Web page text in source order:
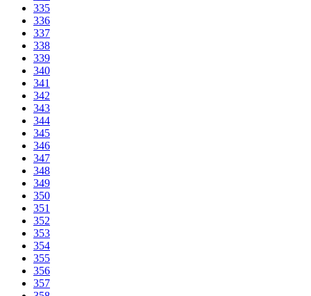
335
336
337
338
339
340
341
342
343
344
345
346
347
348
349
350
351
352
353
354
355
356
357